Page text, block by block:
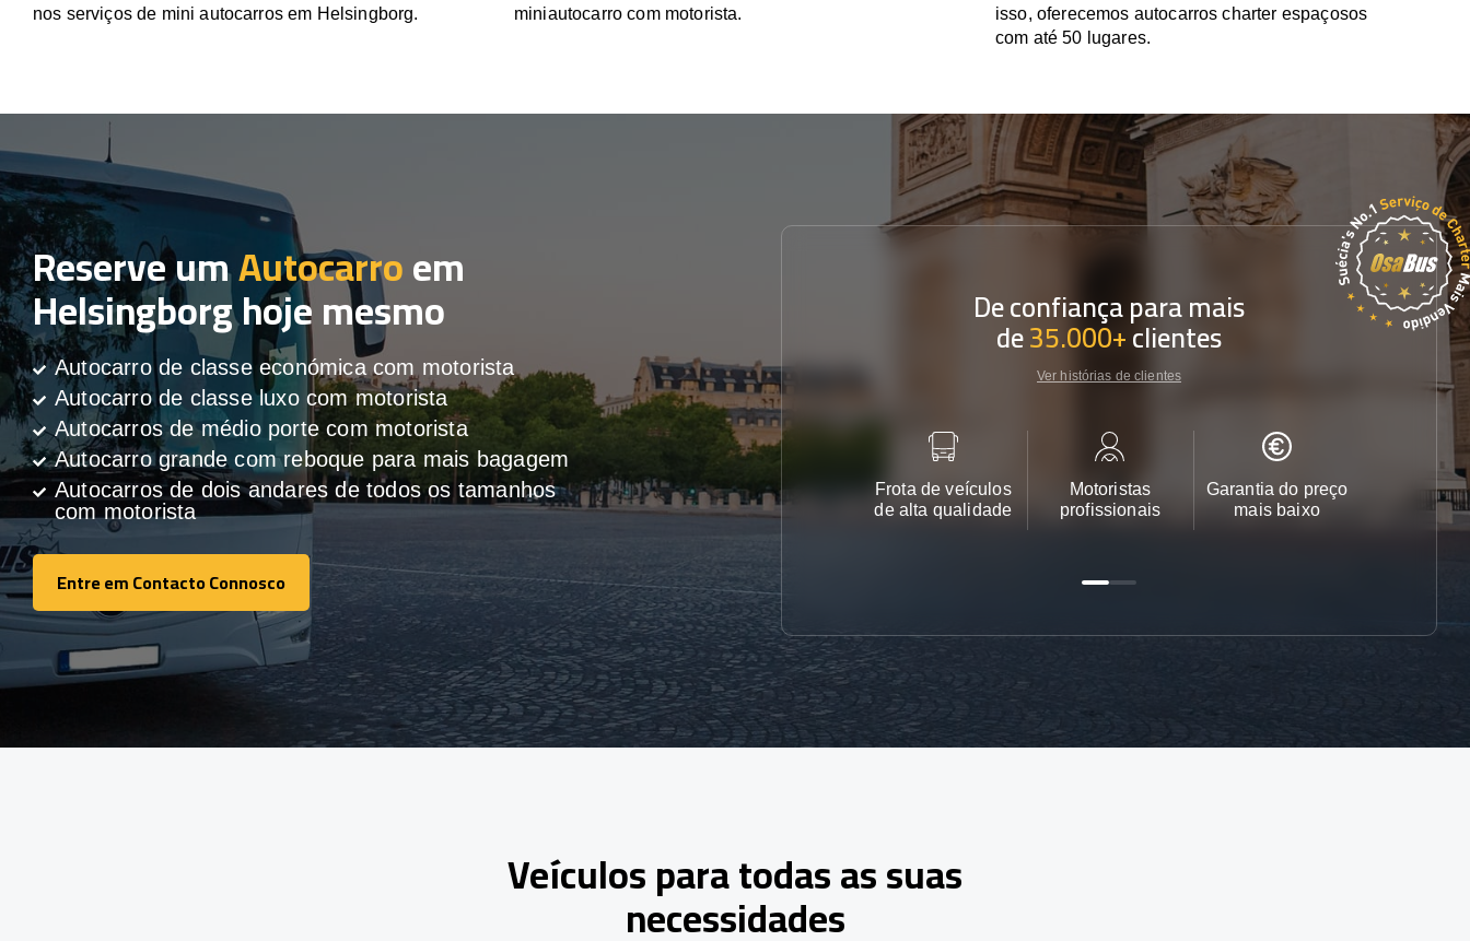
nos serviços de mini autocarros em Helsingborg.
miniautocarro com motorista.
isso, oferecemos autocarros charter espaçosos
com até 50 lugares.
Reserve umAutocarroem
Helsingborg hoje mesmo
Autocarro de classe económica com motorista
Autocarro de classe luxo com motorista
Autocarros de médio porte com motorista
Autocarro grande com reboque para mais bagagem
Autocarros de dois andares de todos os tamanhos
com motorista
Entre em Contacto Connosco
Entre em Contacto Connosco
De confiança para mais
de35.000+clientes
Ver histórias de clientes
Frota de veículos
de alta qualidade
Motoristas
profissionais
Garantia do preço
mais baixo
Apoio ao
24/7
Veículos para todas as suas
necessidades